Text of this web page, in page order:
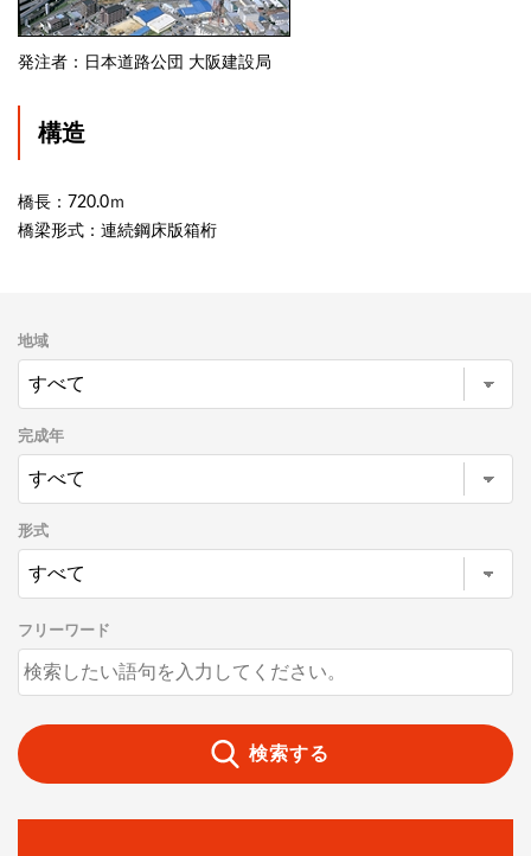
発注者：日本道路公団 大阪建設局
構造
橋長：720.0ｍ
橋梁形式：連続鋼床版箱桁
地域
完成年
形式
フリーワード
検索する